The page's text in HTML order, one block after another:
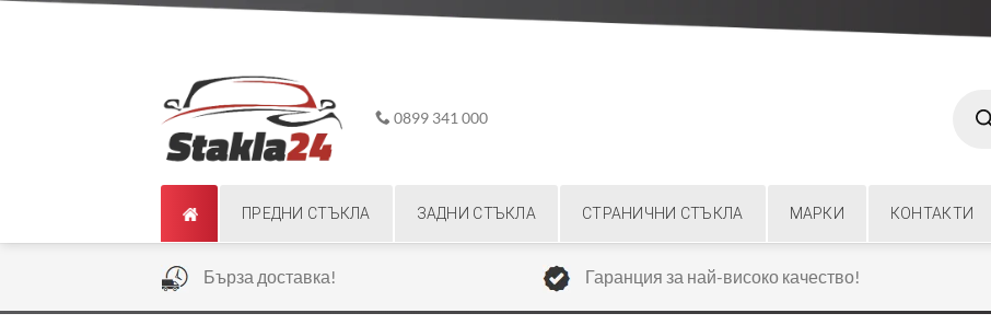
0899 341 000
search
ПРЕДНИ СТЪКЛА ЗАДНИ СТЪКЛА СТРАНИЧНИ СТЪКЛА МАРКИ КОНТАКТИ
Бърза доставка! Гаранция за най-високо качество!